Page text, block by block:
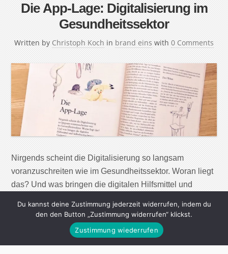
Die App-Lage: Digitalisierung im
Gesundheitssektor
Written by Christoph Koch in brand eins with 0 Comments
Nirgends scheint die Digitalisierung so langsam
voranzuschreiten wie im Gesundheitssektor. Woran liegt
das? Und was bringen die digitalen Hilfsmittel und
erfolgreichste App zur Gesundheitsförderung kam am 6.
Juli 2016 auf den Markt. Bis zum Monatsende war sie
bereits von 100 Millionen Menschen heruntergeladen
Du kannst deine Zustimmung jederzeit widerrufen, indem du
den den Button „Zustimmung widerrufen“ klickst.
Zustimmung wiederrufen